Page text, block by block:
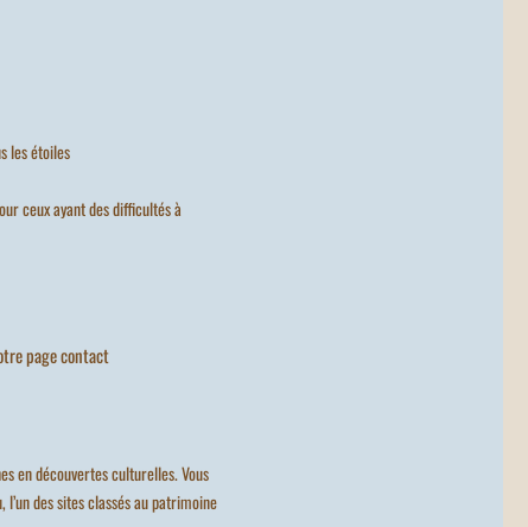
les étoiles
ceux ayant des difficultés à
page contact
en découvertes culturelles. Vous
des sites classés au patrimoine